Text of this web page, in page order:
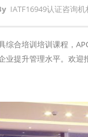
IATF16949认证咨询机
合培训培训课程，
提升管理水平。欢迎